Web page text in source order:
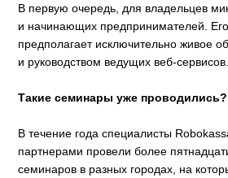
В первую очередь, для владельцев
и начинающих предпринимателей.
предполагает исключительно живое
и руководством ведущих веб-сервисов.​
Такие семинары уже проводились?
В течение года специалисты
партнерами провели более
семинаров в разных городах, на